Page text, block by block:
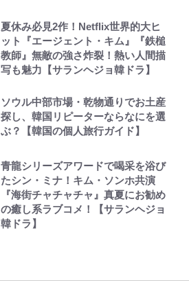
夏休み必見2作！Netflix世界的大ヒ
ット『エージェント・キム』『鉄槌
教師』無敵の強さ炸裂！熱い人間描
写も魅力【サランヘジョ韓ドラ】
ソウル中部市場・乾物通りでお土産
探し、韓国リピーターならなにを選
ぶ？【韓国の個人旅行ガイド】
青龍シリーズアワードで喝采を浴び
たシン・ミナ！キム・ソンホ共演
『海街チャチャチャ』真夏にお勧め
の癒し系ラブコメ！【サランヘジョ
韓ドラ】